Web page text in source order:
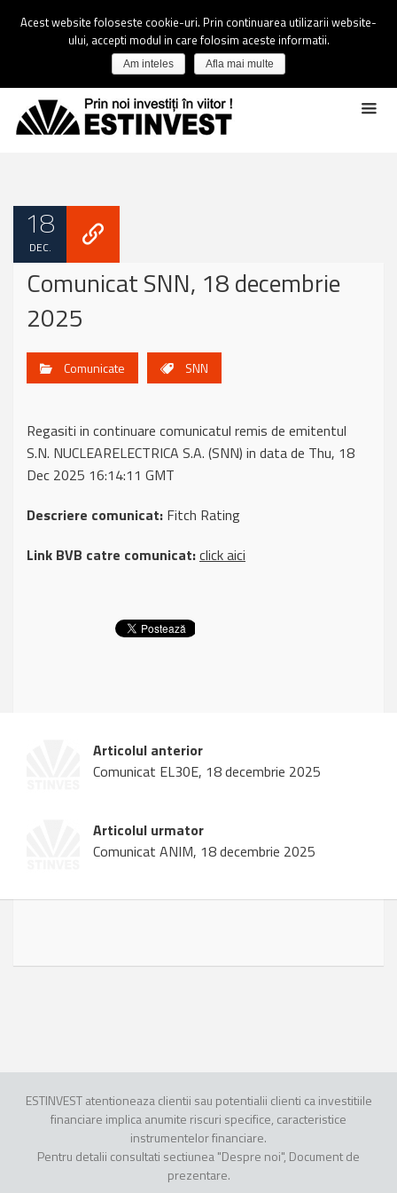
18
DEC.
Comunicat SNN, 18 decembrie
2025
Comunicate SNN
Regasiti in continuare comunicatul remis de emitentul
S.N. NUCLEARELECTRICA S.A. (SNN) in data de Thu, 18
Dec 2025 16:14:11 GMT
Descriere comunicat: Fitch Rating
Link BVB catre comunicat:click aici
Articolul anterior
Comunicat EL30E, 18 decembrie 2025
Articolul urmator
Comunicat ANIM, 18 decembrie 2025
ESTINVEST atentioneaza clientii sau potentialii clienti ca investitiile
financiare implica anumite riscuri specifice, caracteristice
instrumentelor financiare.
Pentru detalii consultati sectiunea "Despre noi", Document de
prezentare.
Acest website foloseste cookie-uri. Prin continuarea utilizarii website-
ului, accepti modul in care folosim aceste informatii.
Am inteles Afla mai multe